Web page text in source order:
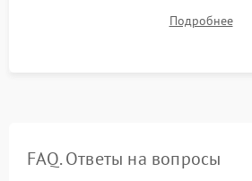
термограмм в память и передачи
автономности работы и итоговый
Подробнее
FAQ. Ответы на вопросы